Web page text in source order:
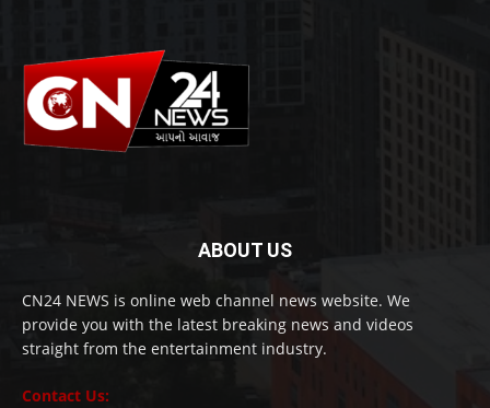
ABOUT US
CN24 NEWS is online web channel news website. We
provide you with the latest breaking news and videos
straight from the entertainment industry.
Contact Us: